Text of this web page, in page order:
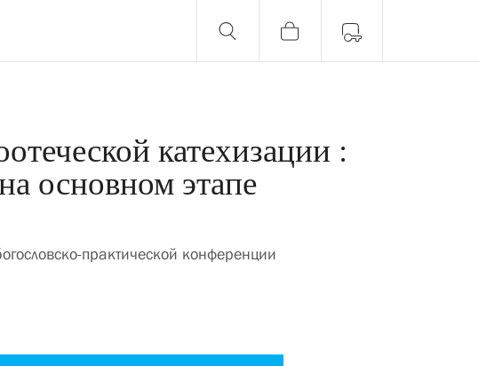
катехизации :
основном этапе
практической конференции